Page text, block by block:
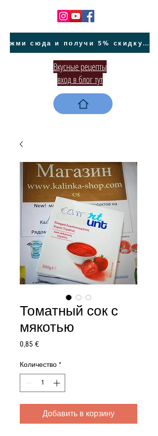
жми сюда и получи 5% скидку на покупку авто на Кипре и автообслуживание
Вкусные рецепты
вход в блог тут
Томатный сок с
мякотью
0,85 €Цена
Количество *
Добавить в корзину